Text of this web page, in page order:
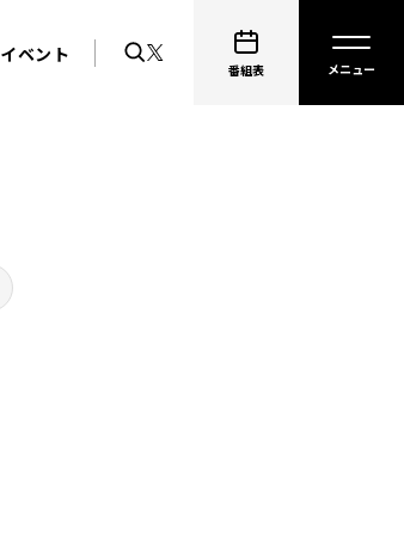
イベント
番組表